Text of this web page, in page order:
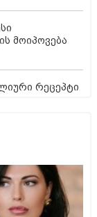
მოიპოვება
რეცეპტი